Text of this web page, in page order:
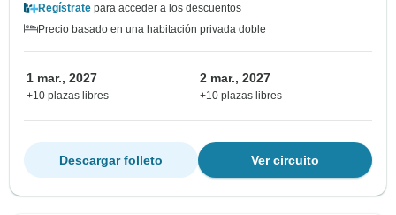
Regístrate para acceder a los descuentos
Precio basado en una habitación privada doble
1 mar., 2027
+10 plazas libres
2 mar., 2027
+10 plazas libres
Ver circuito
Descargar folleto